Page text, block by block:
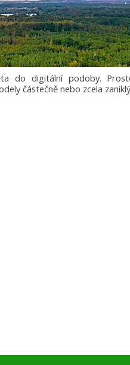
do digitální podoby.
částečně nebo zcela